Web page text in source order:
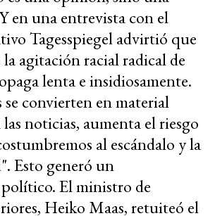
en una entrevista con el
Tagesspiegel advirtió que
la agitación racial radical de
lenta e insidiosamente.
se convierten en material
noticias, aumenta el riesgo
al escándalo y la
Esto generó un
El ministro de
Heiko Maas, retuiteó el